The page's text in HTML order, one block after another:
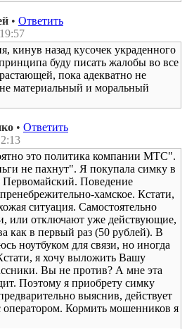
• Ответить
кинув назад кусочек украденного
буду писать жалобы во все
пока адекватно не
материальный и моральный
• Ответить
это политика компании МТС".
не пахнут". Я покупала симку в
Первомайский. Поведение
хамское. Кстати,
ситуация. Самостоятельно
или отключают уже действующие,
как в первый раз (50 рублей). В
ноутбуком для связи, но иногда
я хочу выложить Вашу
Вы не против? А мне эта
Поэтому я приобрету симку
выяснив, действует
оператором. Кормить мошенников я